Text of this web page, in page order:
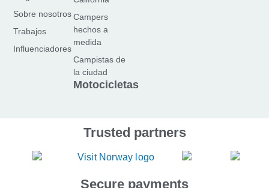
Campers
hechos a
medida
Campistas de
la ciudad
Motocicletas
Sobre nosotros
Trabajos
Influenciadores
Trusted partners
Secure payments